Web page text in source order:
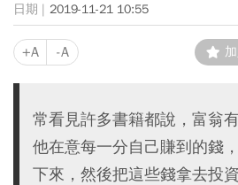
2019-11-21 10:55
+A -A
常看見許多書籍都說，富翁
他在意每一分自己賺到的錢
下來，然後把這些錢拿去投